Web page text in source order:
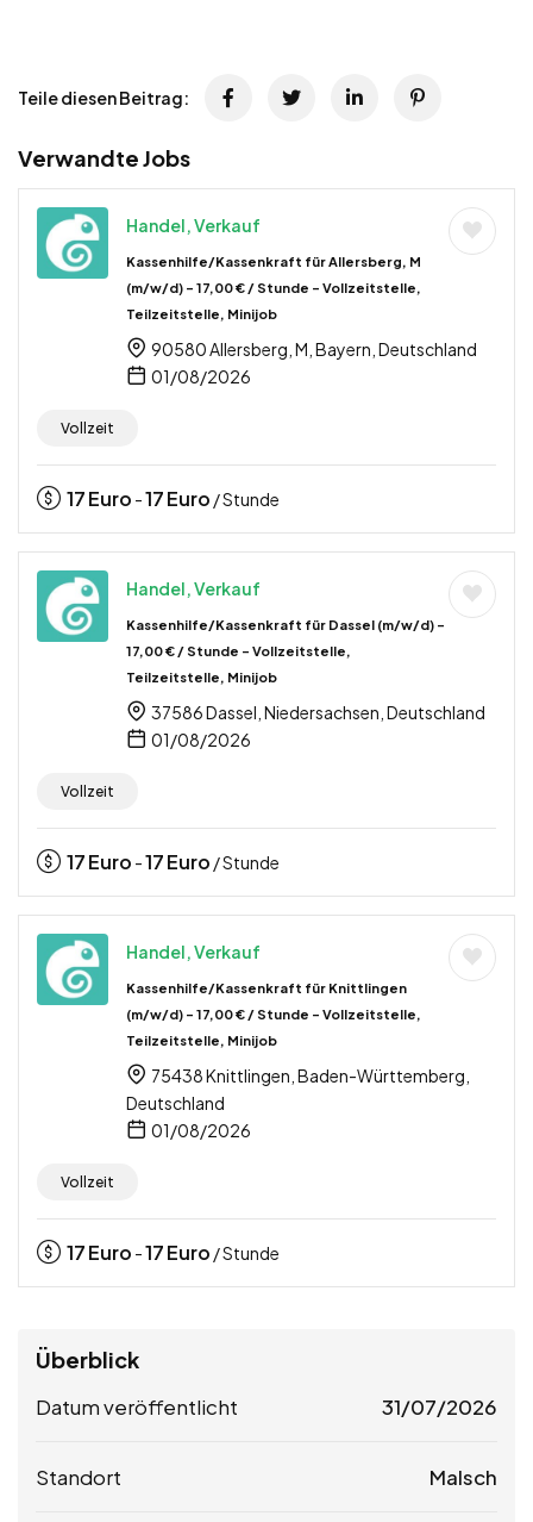
Teile diesen Beitrag:
Verwandte Jobs
Handel, Verkauf
Kassenhilfe/Kassenkraft für Allersberg, M
(m/w/d) – 17,00 € / Stunde – Vollzeitstelle,
Teilzeitstelle, Minijob
90580 Allersberg, M, Bayern, Deutschland
01/08/2026
Vollzeit
17Euro -17Euro / Stunde
Handel, Verkauf
Kassenhilfe/Kassenkraft für Dassel (m/w/d) –
17,00 € / Stunde – Vollzeitstelle,
Teilzeitstelle, Minijob
37586 Dassel, Niedersachsen, Deutschland
01/08/2026
Vollzeit
17Euro -17Euro / Stunde
Handel, Verkauf
Kassenhilfe/Kassenkraft für Knittlingen
(m/w/d) – 17,00 € / Stunde – Vollzeitstelle,
Teilzeitstelle, Minijob
75438 Knittlingen, Baden-Württemberg,
Deutschland
01/08/2026
Vollzeit
17Euro -17Euro / Stunde
Überblick
Datum veröffentlicht 31/07/2026
Standort Malsch